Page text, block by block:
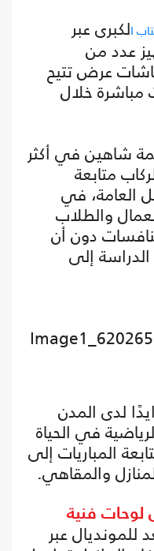
الكبرى عبر
عدد من
عرض تتيح
مباشرة خلال
شاهين في أكثر
متابعة
العامة، في
والطلاب
دون أن
إلى
لدى المدن
في الحياة
المباريات إلى
والمقاهي.
لوحات فنية
عبر